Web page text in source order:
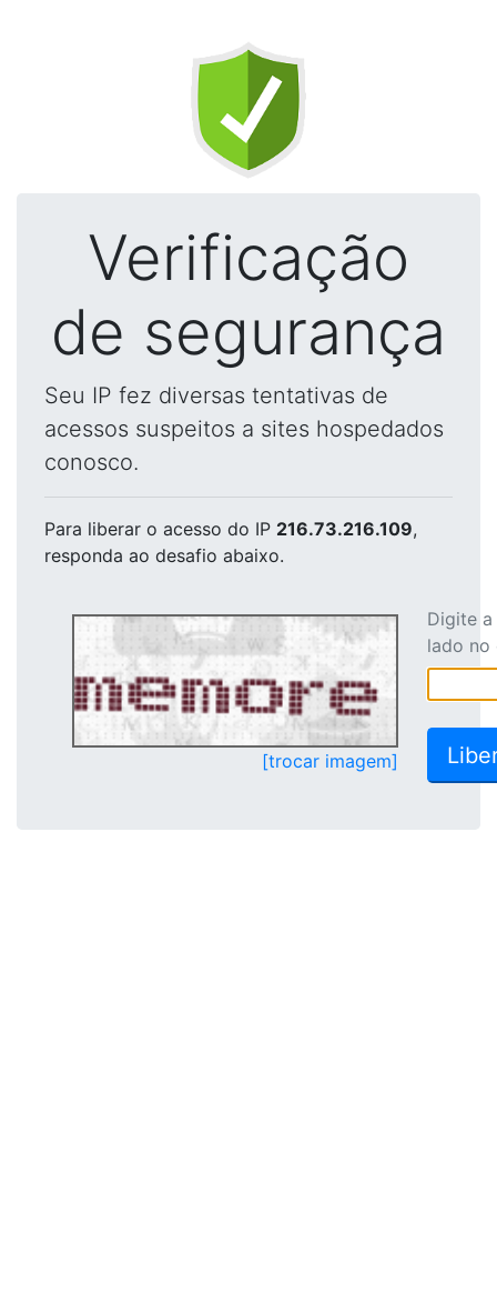
Verificação
de segurança
Seu IP fez diversas tentativas de
acessos suspeitos a sites hospedados
conosco.
Para liberar o acesso do IP 216.73.216.109,
responda ao desafio abaixo.
[trocar imagem]
Digite
lado no